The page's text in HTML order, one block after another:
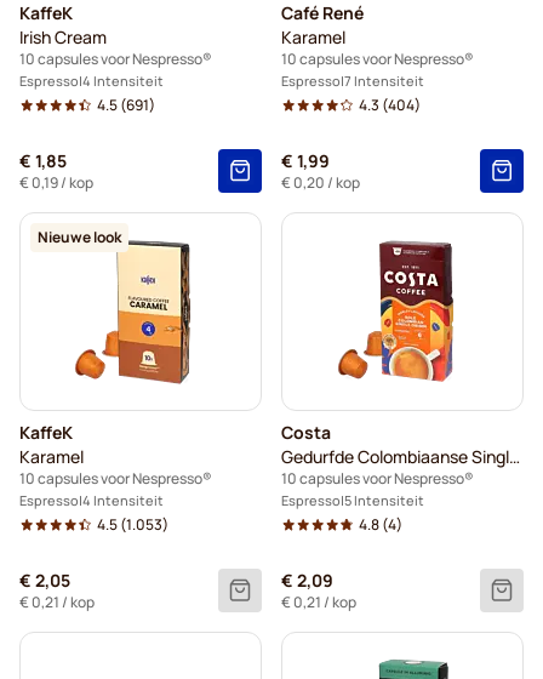
KaffeK
Irish Cream
10 capsules voor Nespresso®
Espresso 4 Intensiteit
4.5(691)
€ 1,85
€ 0,19/ kop
Café René
Karamel
10 capsules voor Nespresso®
Espresso 7 Intensiteit
4.3 (404)
€ 1,99
€ 0,20 / kop
Nieuwe look
KaffeK
Karamel
10 capsules voor Nespresso®
Espresso 4 Intensiteit
4.5(1.053)
€ 2,05
€ 0,21 / kop
Costa
Gedurfde Colombiaanse Single Origin
10 capsules voor Nespresso®
Espresso 5 Intensiteit
4.8(4)
€ 2,09
€ 0,21 / kop